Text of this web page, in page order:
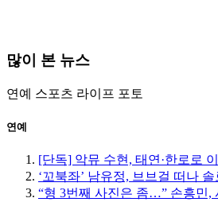
많이 본 뉴스
연예 스포츠 라이프 포토
연예
[단독] 악뮤 수현, 태연·한로로
‘꼬북좌’ 남유정, 브브걸 떠나
“형 3번째 사진은 좀…” 손흥민,